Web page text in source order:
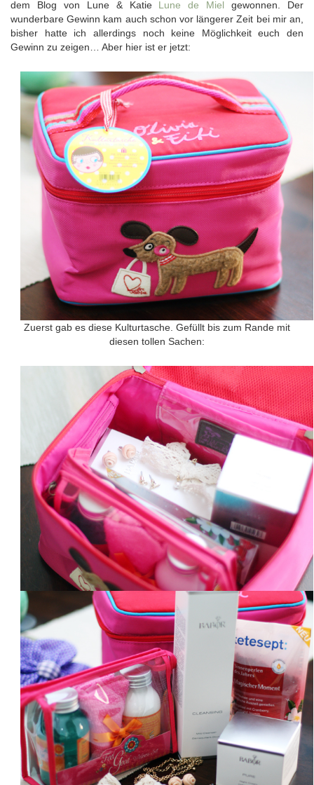
dem Blog von Lune & Katie Lune de Miel gewonnen. Der
wunderbare Gewinn kam auch schon vor längerer Zeit bei mir an,
bisher hatte ich allerdings noch keine Möglichkeit euch den
Gewinn zu zeigen… Aber hier ist er jetzt:
Zuerst gab es diese Kulturtasche. Gefüllt bis zum Rande mit
diesen tollen Sachen: